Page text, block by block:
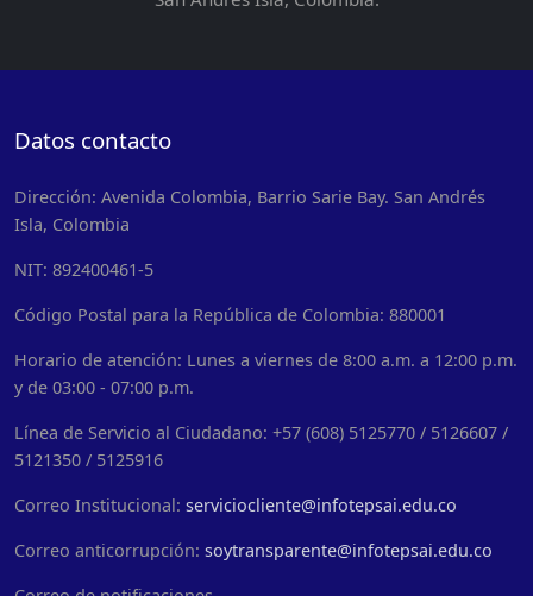
Datos contacto
Dirección: Avenida Colombia, Barrio Sarie Bay. San Andrés
Isla, Colombia
NIT: 892400461-5
Código Postal para la República de Colombia: 880001
Horario de atención: Lunes a viernes de 8:00 a.m. a 12:00 p.m.
y de 03:00 - 07:00 p.m.
Línea de Servicio al Ciudadano: +57 (608) 5125770 / 5126607 /
5121350 / 5125916
Correo Institucional: serviciocliente@infotepsai.edu.co
Correo anticorrupción: soytransparente@infotepsai.edu.co